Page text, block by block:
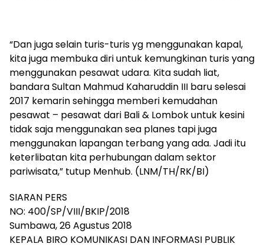
“Dan juga selain turis-turis yg menggunakan kapal,
kita juga membuka diri untuk kemungkinan turis yang
menggunakan pesawat udara. Kita sudah liat,
bandara Sultan Mahmud Kaharuddin III baru selesai
2017 kemarin sehingga memberi kemudahan
pesawat – pesawat dari Bali & Lombok untuk kesini
tidak saja menggunakan sea planes tapi juga
menggunakan lapangan terbang yang ada. Jadi itu
keterlibatan kita perhubungan dalam sektor
pariwisata,” tutup Menhub. (LNM/TH/RK/BI)
SIARAN PERS
NO: 400/SP/VIII/BKIP/2018
Sumbawa, 26 Agustus 2018
KEPALA BIRO KOMUNIKASI DAN INFORMASI PUBLIK